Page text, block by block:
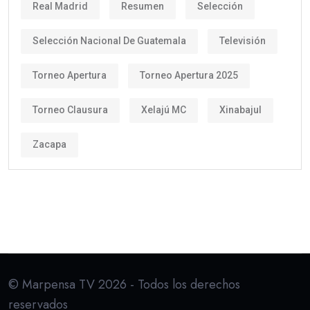
Real Madrid Resumen Selección
Selección Nacional De Guatemala Televisión
Torneo Apertura Torneo Apertura 2025
Torneo Clausura Xelajú MC Xinabajul
Zacapa
© Marpensa TV 2026 - Todos los derechos
reservados